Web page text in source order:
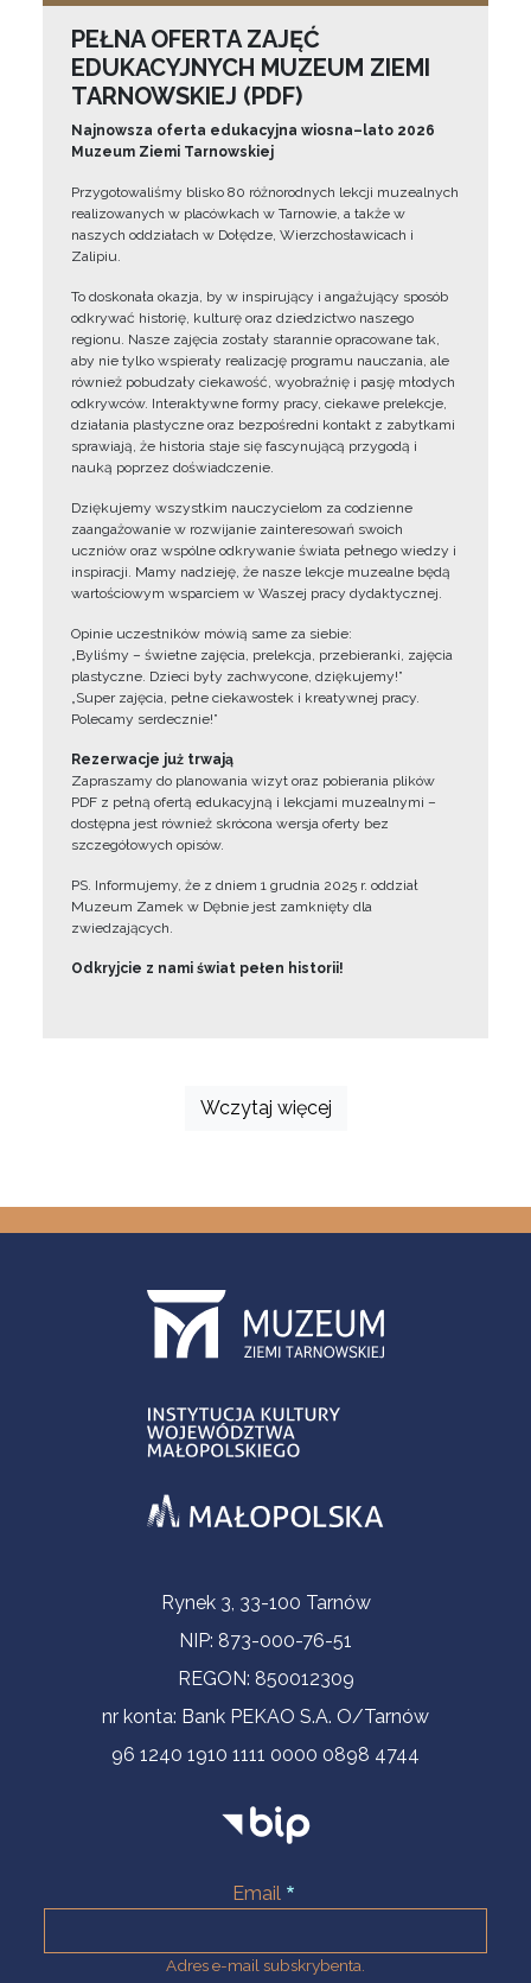
PEŁNA OFERTA ZAJĘĆ
EDUKACYJNYCH MUZEUM ZIEMI
TARNOWSKIEJ (PDF)
Najnowsza oferta edukacyjna wiosna–lato 2026
Muzeum Ziemi Tarnowskiej
Przygotowaliśmy blisko 80 różnorodnych lekcji muzealnych
realizowanych w placówkach w Tarnowie, a także w
naszych oddziałach w Dołędze, Wierzchosławicach i
Zalipiu.
To doskonała okazja, by w inspirujący i angażujący sposób
odkrywać historię, kulturę oraz dziedzictwo naszego
regionu. Nasze zajęcia zostały starannie opracowane tak,
aby nie tylko wspierały realizację programu nauczania, ale
również pobudzały ciekawość, wyobraźnię i pasję młodych
odkrywców. Interaktywne formy pracy, ciekawe prelekcje,
działania plastyczne oraz bezpośredni kontakt z zabytkami
sprawiają, że historia staje się fascynującą przygodą i
nauką poprzez doświadczenie.
Dziękujemy wszystkim nauczycielom za codzienne
zaangażowanie w rozwijanie zainteresowań swoich
uczniów oraz wspólne odkrywanie świata pełnego wiedzy i
inspiracji. Mamy nadzieję, że nasze lekcje muzealne będą
wartościowym wsparciem w Waszej pracy dydaktycznej.
Opinie uczestników mówią same za siebie:
„Byliśmy – świetne zajęcia, prelekcja, przebieranki, zajęcia
plastyczne. Dzieci były zachwycone, dziękujemy!”
„Super zajęcia, pełne ciekawostek i kreatywnej pracy.
Polecamy serdecznie!”
Rezerwacje już trwają
Zapraszamy do planowania wizyt oraz pobierania plików
PDF z pełną ofertą edukacyjną i lekcjami muzealnymi –
dostępna jest również skrócona wersja oferty bez
szczegółowych opisów.
PS. Informujemy, że z dniem 1 grudnia 2025 r. oddział
Muzeum Zamek w Dębnie jest zamknięty dla
zwiedzających.
Odkryjcie z nami świat pełen historii!
Wczytaj więcej
Informacje kontaktoweRynek 3, 33-100 Tarnów
NIP: 873-000-76-51
REGON: 850012309
nr konta: Bank PEKAO S.A. O/Tarnów
96 1240 1910 1111 0000 0898 4744
Email
Adres e-mail subskrybenta.